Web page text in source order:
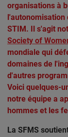
organisations à
l'autonomisation
STIM. Il s'agit
Society of
mondiale qui
domaines de
d'autres
Voici quelques-
notre équipe a
hommes et les
La SFMS